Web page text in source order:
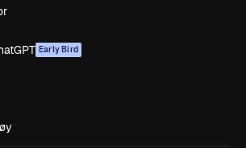
Early Bird